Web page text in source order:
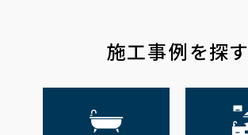
施工事例を探す